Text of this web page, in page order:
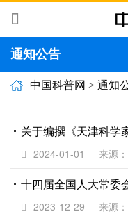
通知公告
中国科普网 > 通知
关于编撰《天津科学
2024-01-01 来源
十四届全国人大常委
2023-12-29 来源